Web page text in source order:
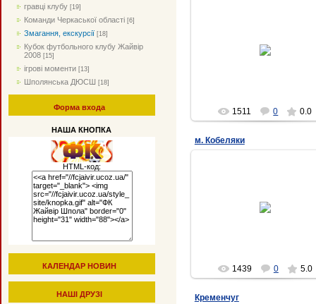
гравці клубу [19]
Команди Черкаської області [6]
Змагання, екскурсії [18]
Кубок футбольного клубу Жайвір
2008 [15]
ігрові моменти [13]
Шполянська ДЮСШ [18]
Форма входа
НАША КНОПКА
HTML-код:
КАЛЕНДАР НОВИН
НАШІ ДРУЗІ
1511 0 0.0
м. Кобеляки
1439 0 5.0
Кременчуг